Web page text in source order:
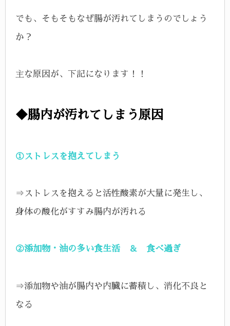
でも、そもそもなぜ腸が汚れてしまうのでしょう
か？
主な原因が、下記になります！！
◆腸内が汚れてしまう原因
①ストレスを抱えてしまう
⇒ストレスを抱えると活性酸素が大量に発生し、
身体の酸化がすすみ腸内が汚れる
②添加物・油の多い食生活 ＆ 食べ過ぎ
⇒添加物や油が腸内や内臓に蓄積し、消化不良と
なる